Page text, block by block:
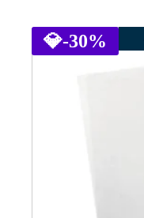
produkten
har
💎-30%